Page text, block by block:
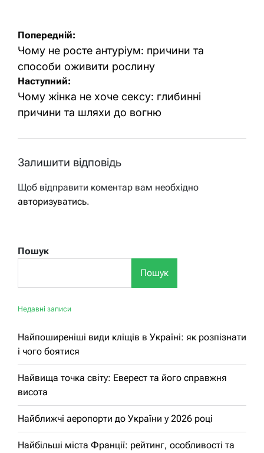
Навігація
записів
Попередній:
Чому не росте антуріум: причини та
способи оживити рослину
Наступний:
Чому жінка не хоче сексу: глибинні
причини та шляхи до вогню
Залишити відповідь
Щоб відправити коментар вам необхідно
авторизуватись.
Пошук
Пошук
Недавні записи
Найпоширеніші види кліщів в Україні: як розпізнати
і чого боятися
Найвища точка світу: Еверест та його справжня
висота
Найближчі аеропорти до України у 2026 році
Найбільші міста Франції: рейтинг, особливості та